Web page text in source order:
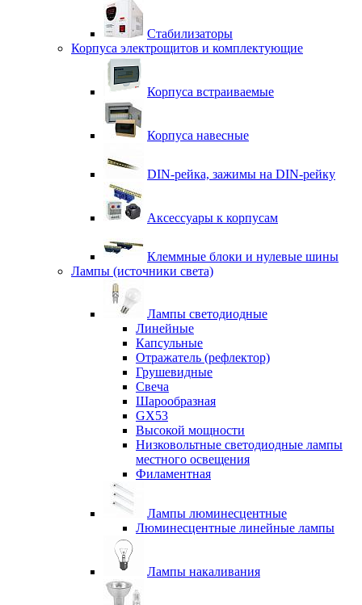
Стабилизаторы
Корпуса электрощитов и комплектующие
Корпуса встраиваемые
Корпуса навесные
DIN-рейка, зажимы на DIN-рейку
Аксессуары к корпусам
Клеммные блоки и нулевые шины
Лампы (источники света)
Лампы светодиодные
Линейные
Капсульные
Отражатель (рефлектор)
Грушевидные
Свеча
Шарообразная
GX53
Высокой мощности
Низковольтные светодиодные лампы
местного освещения
Филаментная
Лампы люминесцентные
Люминесцентные линейные лампы
Лампы накаливания